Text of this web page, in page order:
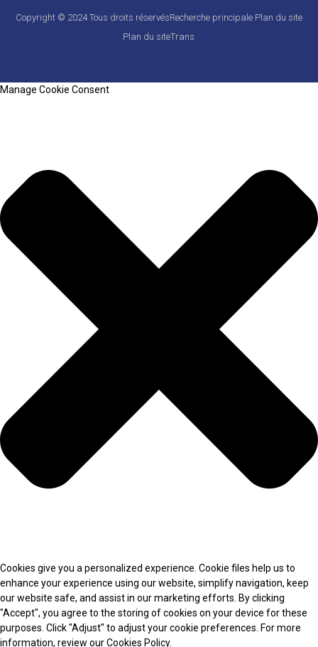
Copyright © 2024 Tous droits réservésRecherche principale Plan du site
Plan du siteTrans
Manage Cookie Consent
Cookies give you a personalized experience. Cookie files help us to
enhance your experience using our website, simplify navigation, keep
our website safe, and assist in our marketing efforts. By clicking
"Accept", you agree to the storing of cookies on your device for these
purposes. Click "Adjust" to adjust your cookie preferences. For more
information, review our Cookies Policy.